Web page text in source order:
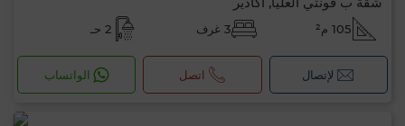
105 م² 3 غرف 2 حـ
لإتصال اتصل الواتساب